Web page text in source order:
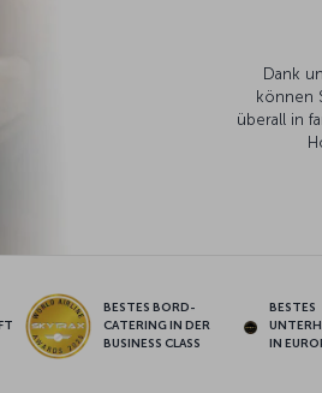
Dank
können
überall in
BESTES BORD-
CATERING IN DER
BUSINESS CLASS
BESTES
IN